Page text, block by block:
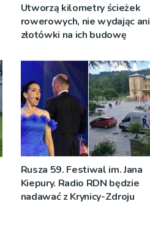
Utworzą kilometry ścieżek
rowerowych, nie wydając ani
złotówki na ich budowę
Rusza 59. Festiwal im. Jana
Kiepury. Radio RDN będzie
nadawać z Krynicy-Zdroju